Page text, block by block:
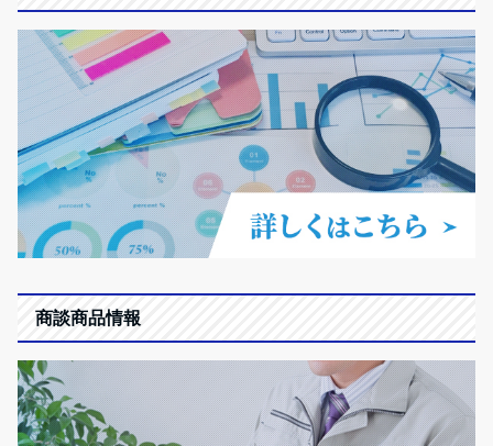
商談商品情報